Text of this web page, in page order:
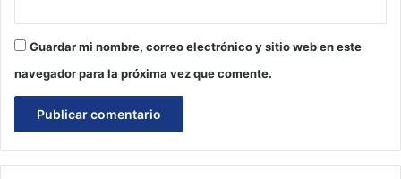
Guardar mi nombre, correo electrónico y sitio web en este
navegador para la próxima vez que comente.